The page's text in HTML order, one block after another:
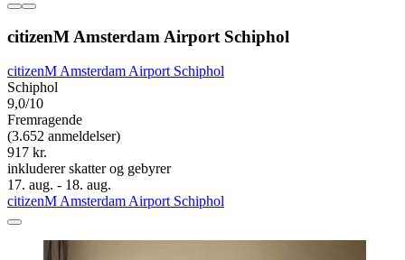
citizenM Amsterdam Airport Schiphol
citizenM Amsterdam Airport Schiphol
Schiphol
9,0/10
Fremragende
(3.652 anmeldelser)
917 kr.
inkluderer skatter og gebyrer
17. aug. - 18. aug.
citizenM Amsterdam Airport Schiphol